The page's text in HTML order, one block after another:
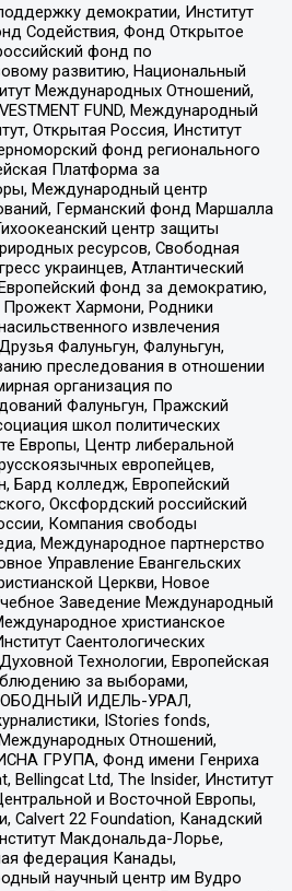
демократии, Институт
Содействия, Фонд Открытое
фонд по
развитию, Национальный
Международных Отношений,
FUND, Международный
Открытая Россия, Институт
фонд регионального
Платформа за
Международный центр
Германский фонд Маршалла
центр защиты
ресурсов, Свободная
украинцев, Атлантический
фонд за демократию,
Хармони, Родники
извлечения
Фалуньгун, Фалуньгун,
преследования в отношении
организация по
Фалуньгун, Пражский
школ политических
Европы, Центр либеральной
европейцев,
Бард колледж, Европейский
Оксфордский российский
Компания свободы
Международное партнерство
Управление Евангельских
Церкви, Новое
Заведение Международный
христианское
Саентологических
Технологии, Европейская
за выборами,
ИДЕЛЬ-УРАЛ,
IStories fonds,
Отношений,
ГРУПА, Фонд имени Генриха
Bellingcat Ltd, The Insider, Институт
и Восточной Европы,
Calvert 22 Foundation, Канадский
Макдональда-Лорье,
федерация Канады,
научный центр им Вудро